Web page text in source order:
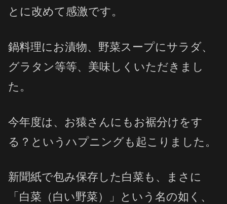
とに改めて感激です。
鍋料理にお漬物、野菜スープにサラダ、
グラタン等等、美味しくいただきまし
た。
今年度は、お猿さんにもお裾分けをす
る？というハプニングも起こりました。
新聞紙で包み保存した白菜も、まさに
「白菜（白い野菜）」という名の如く、